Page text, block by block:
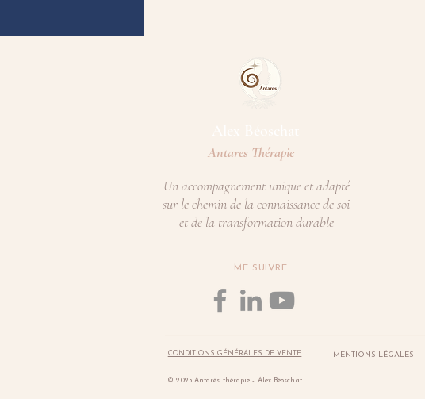
Antares Thérapie
Un accompagnement unique et adapté
sur le chemin de la connaissance de soi
et de la transformation durable
ME SUIVRE
CONDITIONS GÉNÉRALES DE VENTE MENTIONS LÉGALES
© 2025 Antarès thérapie - Alex Béoschat